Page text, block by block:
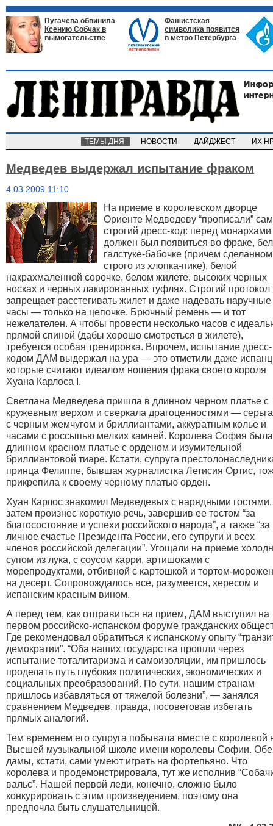
Пугачева обвинила
Ксению Собчак в
вымогательстве
Фашистская
символика появится
в метро Петербурга
ТЕМЫ ДНЯ НОВОСТИ ДАЙДЖЕСТ ИХ
Медведев выдержал испытание фраком
4.03.2009 11:10
На приеме в королевском дворце
Ориенте Медведеву “прописали”
строгий дресс-код: перед
должен был появиться во фраке,
галстуке-бабочке (причем сделанном
строго из хлопка-пике), белой
накрахмаленной сорочке, белом жилете, высоких черных
носках и черных лакированных туфлях. Строгий протокол
запрещает расстегивать жилет и даже надевать наручные
часы — только на цепочке. Брючный ремень — и тот
нежелателен. А чтобы провести несколько часов с
прямой спиной (дабы хорошо смотреться в жилете),
требуется особая тренировка. Впрочем, испытание дресс-
кодом ДАМ выдержал на ура — это отметили даже
которые считают идеалом ношения фрака своего короля
Хуана Карлоса I.
Светлана Медведева пришла в длинном черном платье с
кружевным верхом и сверкала драгоценностями —
с черным жемчугом и бриллиантами, аккуратным колье и
часами с россыпью мелких камней. Королева София
длинном красном платье с орденом и изумительной
бриллиантовой тиаре. Кстати, супруга
принца Фелиппе, бывшая журналистка Летисия Ортис,
прикрепила к своему черному платью орден.
Хуан Карлос знакомил Медведевых с нарядными
затем произнес короткую речь, завершив ее тостом “за
благосостояние и успехи российского народа”, а также “за
личное счастье Президента России, его супруги и всех
членов российской делегации”. Угощали на приеме
супом из лука, с соусом карри, артишоками с
морепродуктами, отбивной с картошкой и тортом-
на десерт. Сопровождалось все, разумеется, хересом и
испанским красным вином.
А перед тем, как отправиться на прием, ДАМ выступил на
первом российско-испанском форуме гражданских
Где рекомендовал обратиться к испанскому опыту
демократии”. “Оба наших государства прошли через
испытание тоталитаризма и самоизоляции, им пришлось
проделать путь глубоких политических, экономических и
социальных преобразований. По сути, нашим странам
пришлось избавляться от тяжелой болезни”, — занялся
сравнением Медведев, правда, посоветовав избегать
прямых аналогий.
Тем временем его супруга побывала вместе с королевой
Высшей музыкальной школе имени королевы Софии. Обе
дамы, кстати, сами умеют играть на фортепьяно. Что
королева и продемонстрировала, тут же исполнив
вальс”. Нашей первой леди, конечно, сложно было
конкурировать с этим произведением, поэтому она
предпочла быть слушательницей.